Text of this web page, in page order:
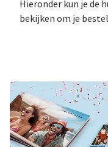
Hieronder kun je de
bekijken om je